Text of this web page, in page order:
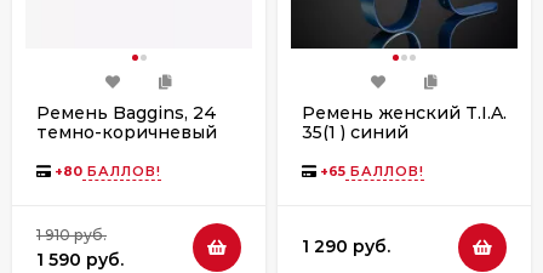
Ремень Baggins, 24
темно-коричневый
+80 БАЛЛОВ!
1 910 руб.
1 590 руб.
Ремень женский T.I.A.
35(1 ) синий
+65 БАЛЛОВ!
1 290 руб.